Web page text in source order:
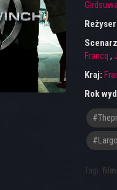
Francq ,
Kraj:
Rok
Tagi: